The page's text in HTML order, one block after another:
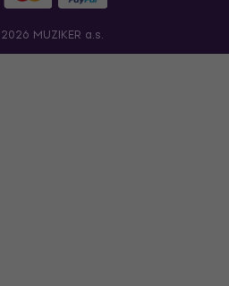
MUZIKER a.s.